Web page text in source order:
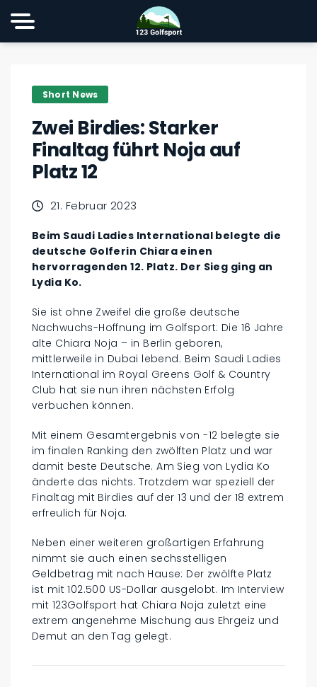
Short News
Zwei Birdies: Starker
Finaltag führt Noja auf
Platz 12
21. Februar 2023
Beim Saudi Ladies International belegte die
deutsche Golferin Chiara einen
hervorragenden 12. Platz. Der Sieg ging an
Lydia Ko.
Sie ist ohne Zweifel die große deutsche
Nachwuchs-Hoffnung im Golfsport: Die 16 Jahre
alte Chiara Noja – in Berlin geboren,
mittlerweile in Dubai lebend. Beim Saudi Ladies
International im Royal Greens Golf & Country
Club hat sie nun ihren nächsten Erfolg
verbuchen können.
Mit einem Gesamtergebnis von -12 belegte sie
im finalen Ranking den zwölften Platz und war
damit beste Deutsche. Am Sieg von Lydia Ko
änderte das nichts. Trotzdem war speziell der
Finaltag mit Birdies auf der 13 und der 18 extrem
erfreulich für Noja.
Neben einer weiteren großartigen Erfahrung
nimmt sie auch einen sechsstelligen
Geldbetrag mit nach Hause: Der zwölfte Platz
ist mit 102.500 US-Dollar ausgelobt. Im Interview
mit 123Golfsport hat Chiara Noja zuletzt eine
extrem angenehme Mischung aus Ehrgeiz und
Demut an den Tag gelegt.